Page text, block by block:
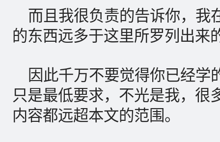
而且我很负责的告诉你，我
的东西远多于这里所罗列出来
因此千万不要觉得你已经学
只是最低要求，不光是我，很
内容都远超本文的范围。